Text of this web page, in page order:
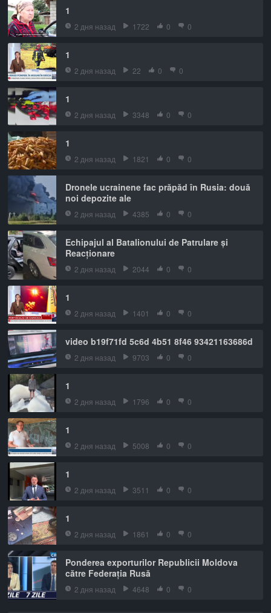
1
2 дня назад 1722 0 0
1
2 дня назад 22 0 0
1
2 дня назад 3348 0 0
1
2 дня назад 1821 0 0
Dronele ucrainene fac prăpăd în Rusia: două
noi depozite ale
2 дня назад 4385 0 0
Echipajul al Batalionului de Patrulare și
Reacționare
2 дня назад 2044 0 0
1
2 дня назад 1401 0 0
video b19f71fd 5c6d 4b51 8f46 93421163686d
2 дня назад 9703 0 0
1
2 дня назад 1796 0 0
1
2 дня назад 5008 0 0
1
2 дня назад 3511 0 0
1
2 дня назад 1861 0 0
Ponderea exporturilor Republicii Moldova
către Federația Rusă
2 дня назад 4648 0 0